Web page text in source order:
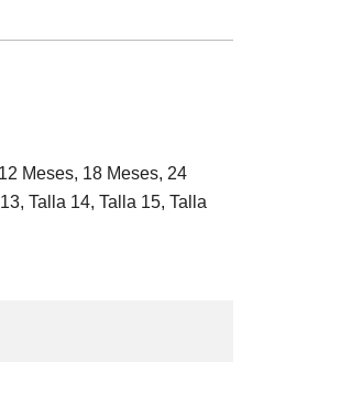
Meses, 18 Meses, 24
Talla 14, Talla 15, Talla